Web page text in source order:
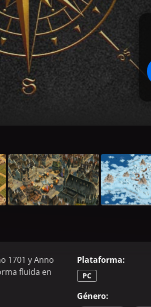
1701 y Anno
fluida en
Plataforma:
PC
Género: